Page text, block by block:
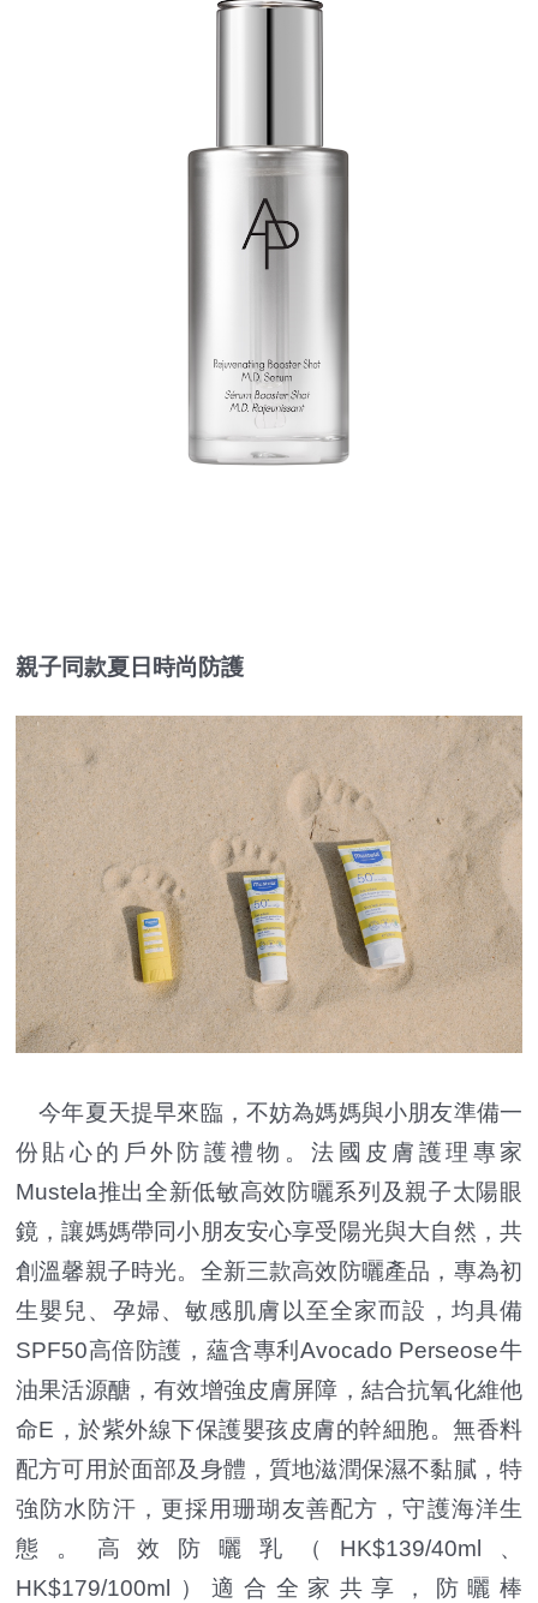
親子同款夏日時尚防護
今年夏天提早來臨，不妨為媽媽與小朋友準備一
份貼心的戶外防護禮物。法國皮膚護理專家
Mustela推出全新低敏高效防曬系列及親子太陽眼
鏡，讓媽媽帶同小朋友安心享受陽光與大自然，共
創溫馨親子時光。全新三款高效防曬產品，專為初
生嬰兒、孕婦、敏感肌膚以至全家而設，均具備
SPF50高倍防護，蘊含專利Avocado Perseose牛
油果活源醣，有效增強皮膚屏障，結合抗氧化維他
命E，於紫外線下保護嬰孩皮膚的幹細胞。無香料
配方可用於面部及身體，質地滋潤保濕不黏膩，特
強防水防汗，更採用珊瑚友善配方，守護海洋生
態。高效防曬乳（HK$139/40ml、
HK$179/100ml）適合全家共享，防曬棒